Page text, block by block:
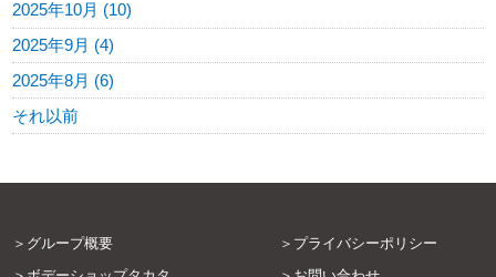
2025年10月 (10)
2025年9月 (4)
2025年8月 (6)
それ以前
グループ概要
プライバシーポリシー